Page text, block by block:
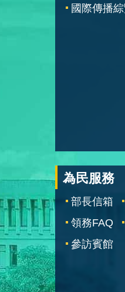
國際傳播
為民服務
部長信箱
領務FAQ
參訪賓館